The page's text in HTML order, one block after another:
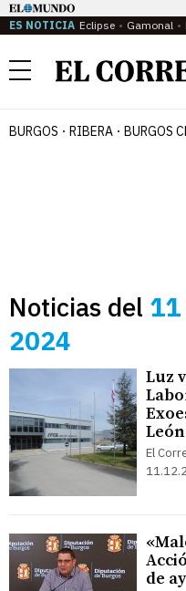
ES NOTICIA Eclipse Gamonal
Menú
BURGOS RIBERA BURGOS
Noticias del
2024
Luz
León
El
de